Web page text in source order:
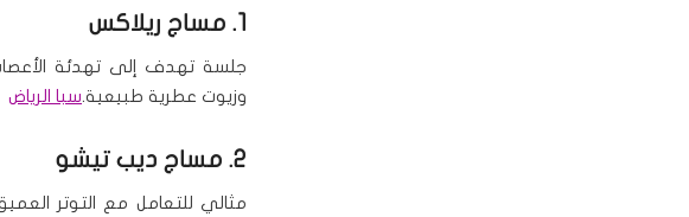
1. مساج ريلاكس
جلسة تهدف إلى تهدئة
وزيوت عطرية طبيعية.سبا الرياض
2. مساج ديب تيشو
مثالي للتعامل مع التوتر